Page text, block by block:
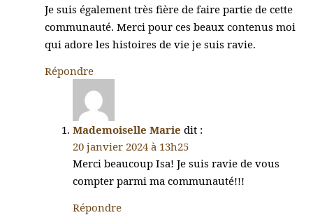
Je suis également très fière de faire partie de cette
communauté. Merci pour ces beaux contenus moi
qui adore les histoires de vie je suis ravie.
Répondre
Mademoiselle Marie dit :
20 janvier 2024 à 13h25
Merci beaucoup Isa! Je suis ravie de vous
compter parmi ma communauté!!!
Répondre